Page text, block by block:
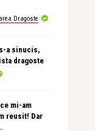
Dragoste
a sinucis,
dragoste
mi-am
reusit! Dar